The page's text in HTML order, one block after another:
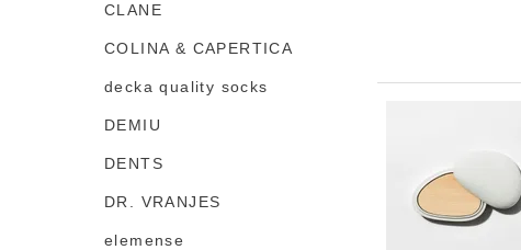
CLANE
COLINA & CAPERTICA
decka quality socks
DEMIU
DENTS
DR. VRANJES
elemense